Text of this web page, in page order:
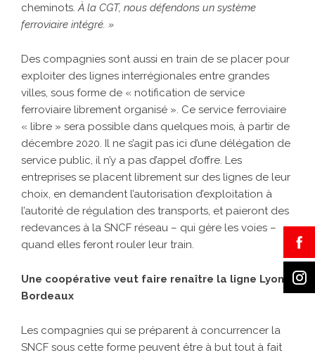
cheminots.À la CGT, nous défendons un système
ferroviaire intégré. »
Des compagnies sont aussi en train de se placer pour
exploiter des lignes interrégionales entre grandes
villes, sous forme de « notification de service
ferroviaire librement organisé ». Ce service ferroviaire
« libre » sera possible dans quelques mois, à partir de
décembre 2020. Il ne s’agit pas ici d’une délégation de
service public, il n’y a pas d’appel d’offre. Les
entreprises se placent librement sur des lignes de leur
choix, en demandent l’autorisation d’exploitation à
l’autorité de régulation des transports, et paieront des
redevances à la SNCF réseau – qui gère les voies –
quand elles feront rouler leur train.
Une coopérative veut faire renaître la ligne Lyon-
Bordeaux
Les compagnies qui se préparent à concurrencer la
SNCF sous cette forme peuvent être à but tout à fait